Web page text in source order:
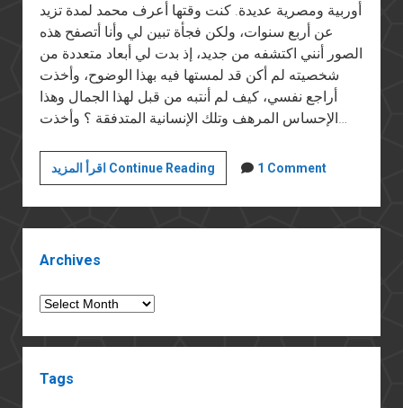
أوربية ومصرية عديدة. كنت وقتها أعرف محمد لمدة تزيد
عن أربع سنوات، ولكن فجأة تبين لي وأنا أتصفح هذه
الصور أنني اكتشفه من جديد، إذ بدت لي أبعاد متعددة من
شخصيته لم أكن قد لمستها فيه بهذا الوضوح، وأخذت
أراجع نفسي، كيف لم أنتبه من قبل لهذا الجمال وهذا
اقرأ المزيد Continue Readingمحمد
الشاهد
وعالمه
الجميل
1 Comment
Archives
Archives
Tags